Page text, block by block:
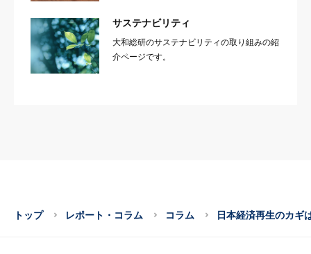
サステナビリティ
大和総研のサステナビリティの取り組みの紹
介ページです。
トップ レポート・コラム コラム 日本経済再生のカギ